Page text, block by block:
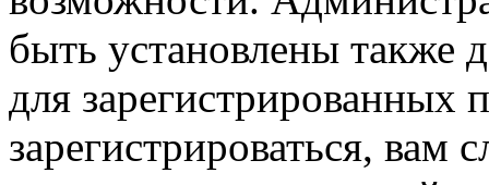
быть установлены также
для зарегистрированных
зарегистрироваться, вам